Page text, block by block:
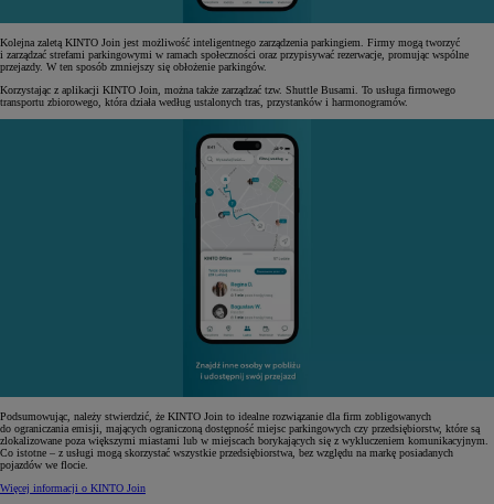
Kolejna zaletą KINTO Join jest możliwość inteligentnego zarządzenia parkingiem. Firmy mogą tworzyć
i zarządzać strefami parkingowymi w ramach społeczności oraz przypisywać rezerwacje, promując wspólne
przejazdy. W ten sposób zmniejszy się obłożenie parkingów.
Korzystając z aplikacji KINTO Join, można także zarządzać tzw. Shuttle Busami. To usługa firmowego
transportu zbiorowego, która działa według ustalonych tras, przystanków i harmonogramów.
Podsumowując, należy stwierdzić, że KINTO Join to idealne rozwiązanie dla firm zobligowanych
do ograniczania emisji, mających ograniczoną dostępność miejsc parkingowych czy przedsiębiorstw, które są
zlokalizowane poza większymi miastami lub w miejscach borykających się z wykluczeniem komunikacyjnym.
Co istotne – z usługi mogą skorzystać wszystkie przedsiębiorstwa, bez względu na markę posiadanych
pojazdów we flocie.
Więcej informacji o KINTO Join